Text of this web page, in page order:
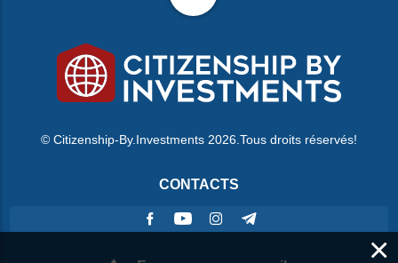
© Citizenship-By.Investments 2026.Tous droits réservés!
CONTACTS
×